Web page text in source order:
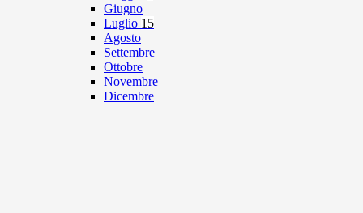
Giugno
Luglio 15
Agosto
Settembre
Ottobre
Novembre
Dicembre